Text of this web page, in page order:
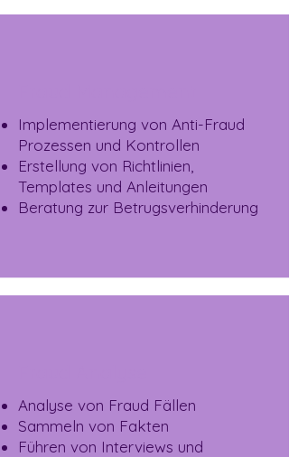
Implementierung von Anti-Fraud
Prozessen und Kontrollen
Erstellung von Richtlinien,
Templates und Anleitungen
Beratung zur Betrugsverhinderung
Analyse von Fraud Fällen
Sammeln von Fakten
Führen von Interviews und